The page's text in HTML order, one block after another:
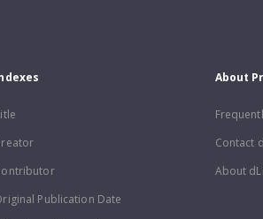
Publication Date
About
Contact
About